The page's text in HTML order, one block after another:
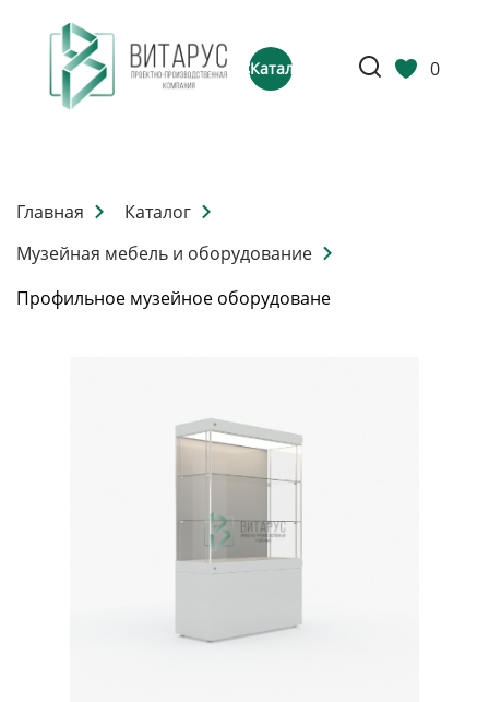
Каталог 0
Главная
Каталог
Музейная мебель и оборудование
Профильное музейное оборудоване